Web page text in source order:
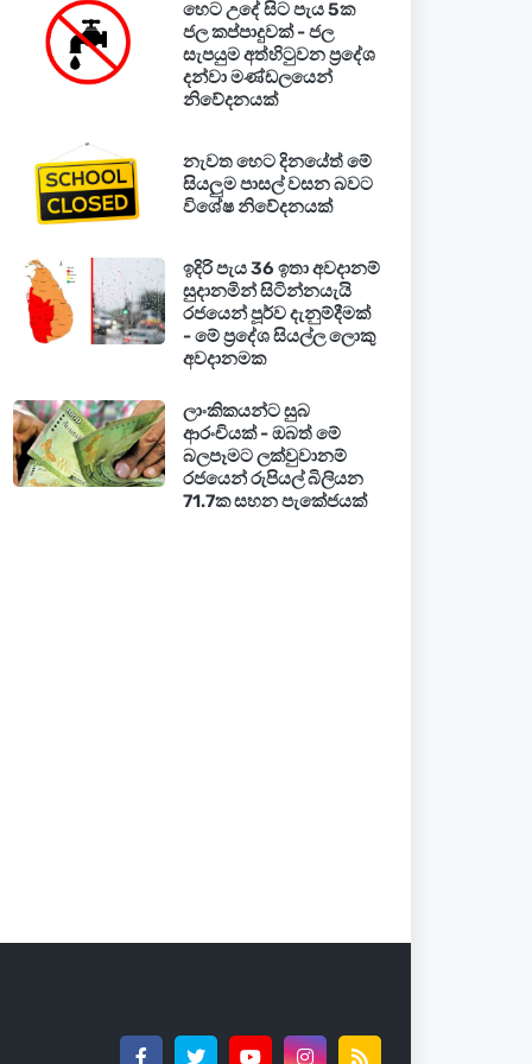
හෙට උදේ සිට පැය 5ක
ජල කප්පාදුවක් - ජල
සැපයුම අත්හිටුවන ප්‍රදේශ
දන්වා මණ්ඩලයෙන්
නිවේදනයක්
නැවත හෙට දිනයේත් මේ
සියලුම පාසල් වසන බවට
විශේෂ නිවේදනයක්
ඉදිරි පැය 36 ඉතා අවදානම්
සුදානමින් සිටින්නයැයි
රජයෙන් පූර්ව දැනුම්දීමක්
- මේ ප්‍රදේශ සියල්ල ලොකු
අවදානමක
ලාංකිකයන්ට සුබ
ආරංචියක් - ඔබත් මේ
බලපෑමට ලක්වුවානම්
රජයෙන් රුපියල් බිලියන
71.7ක සහන පැකේජයක්